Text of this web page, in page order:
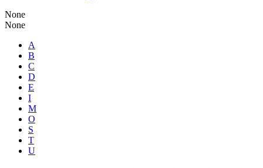
None
None
A
B
C
D
E
I
M
O
S
T
U